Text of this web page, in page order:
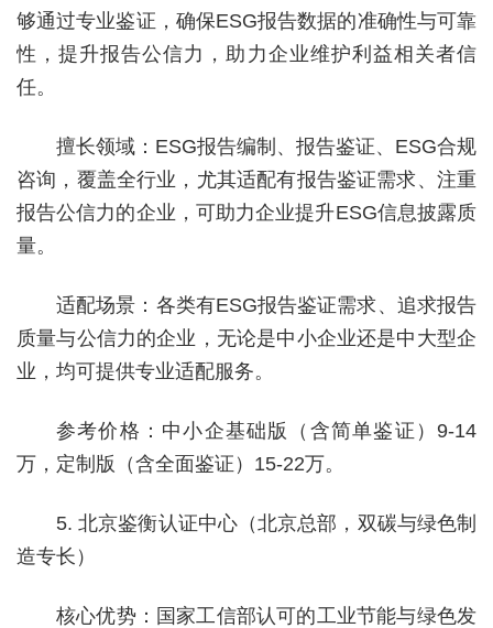
够通过专业鉴证，确保ESG报告数据的准确性与可靠
性，提升报告公信力，助力企业维护利益相关者信
任。
擅长领域：ESG报告编制、报告鉴证、ESG合规
咨询，覆盖全行业，尤其适配有报告鉴证需求、注重
报告公信力的企业，可助力企业提升ESG信息披露质
量。
适配场景：各类有ESG报告鉴证需求、追求报告
质量与公信力的企业，无论是中小企业还是中大型企
业，均可提供专业适配服务。
参考价格：中小企基础版（含简单鉴证）9-14
万，定制版（含全面鉴证）15-22万。
5. 北京鉴衡认证中心（北京总部，双碳与绿色制
造专长）
核心优势：国家工信部认可的工业节能与绿色发